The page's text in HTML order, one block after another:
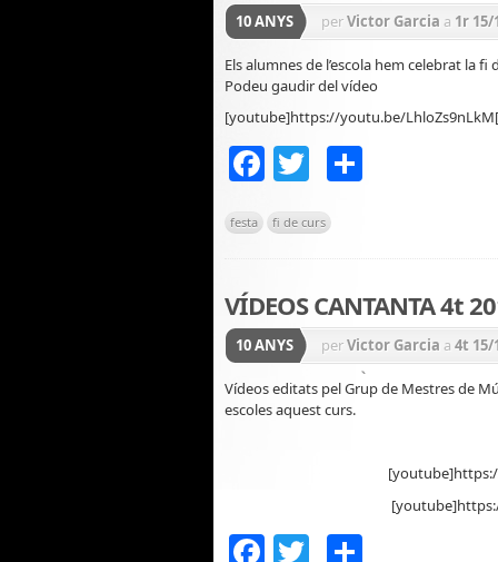
10 ANYS perVictor Garcia a 1r 15/
CICLE INICIAL 15/16
escolars
15/16
Els alumnes de l’escola hem celebrat la
Podeu gaudir del vídeo
[youtube]https://youtu.be/
Facebook
Twitter
festa fi de curs
VÍDEOS CANTANTA 4t
10 ANYS perVictor Garcia a 4t 15/
PRIMÀRIA 15/16
Vídeos editats pel Grup de Mestres de
escoles aquest curs.
Facebook
Twitter